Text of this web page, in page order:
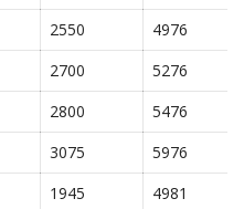
2550
4976
2700
5276
2800
5476
3075 5976
1945
4981